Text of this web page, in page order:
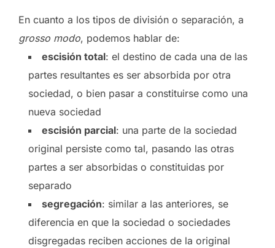
En cuanto a los tipos de división o separación, a
grosso modo, podemos hablar de:
escisión total: el destino de cada una de las
partes resultantes es ser absorbida por otra
sociedad, o bien pasar a constituirse como una
nueva sociedad
escisión parcial: una parte de la sociedad
original persiste como tal, pasando las otras
partes a ser absorbidas o constituidas por
separado
segregación: similar a las anteriores, se
diferencia en que la sociedad o sociedades
disgregadas reciben acciones de la original